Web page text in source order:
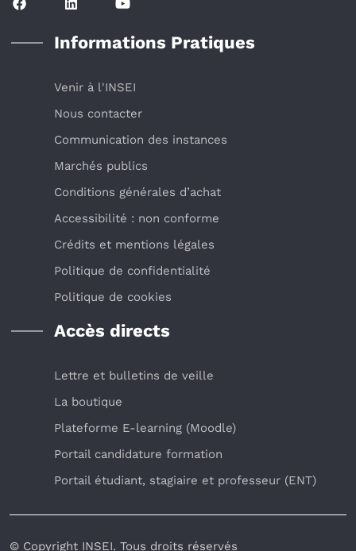
Informations Pratiques
Venir à l'INSEI
Nous contacter
Communication des instances
Marchés publics
Conditions générales d’achat
Accessibilité : non conforme
Crédits et mentions légales
Politique de confidentialité
Politique de cookies
Accès directs
Lettre et bulletins de veille
La boutique
Plateforme E-learning (Moodle)
Portail candidature formation
Portail étudiant, stagiaire et professeur (ENT)
© Copyright INSEI. Tous droits réservés